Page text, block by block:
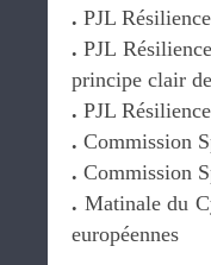
. PJL
. PJL
principe clair
. PJL
. Commission
. Commission
. Matinale du
européennes